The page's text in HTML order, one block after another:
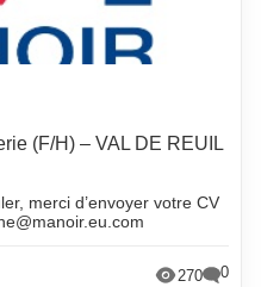
(F/H) – VAL DE REUIL
merci d’envoyer votre CV
270 0